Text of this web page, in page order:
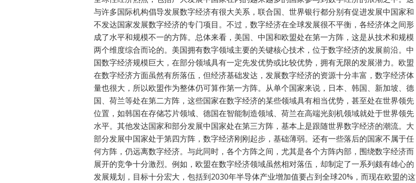
与许多国际机构倡导发展数字经济有很大关系，联合国、世界银行都分别有促进发展中国家和
不发达国家发展数字经济的专门项目。不过，数字经济在全球发展很不平衡，各经济体之间形
成了水平和规模不一的方阵。总体来看，美国、中国和欧盟处在第一方阵，这是从技术和规模
两个维度综合而论的。美国拥有数字领域主要的关键核心技术，位于数字经济的发展前沿。中
国数字经济规模巨大，在部分领域具有一定先发优势或比较优势，拥有无限的发展潜力。欧盟
在数字经济方面虽然有所落伍，但经济基础发达，发展数字经济的资源十分丰富，数字经济体
量也很大，所以欧盟作为整体仍可算作第一方阵。从单个国家来说，日本、韩国、新加坡、德
国、荷兰等处在第二方阵，这些国家在数字经济的某些领域具有相当优势，甚至处在世界领先
位置，如韩国在存储芯片领域、德国在智能制造领域、荷兰在高端光刻机领域就处于世界领先
水平。其他发达国家和部分发展中国家处在第三方阵，基本上是跟随世界数字经济的潮流。大
部分发展中国家处于第四方阵，数字经济刚刚起步，基础薄弱。还有一些落后的国家不属于任
何方阵，仍远离数字经济。与此同时，各个方阵之间，尤其是各个方阵内部，围绕数字经济而
展开的竞争十分激烈。例如，欧盟在数字经济领域虽然相对落伍，却制定了一系列颇有雄心的
发展规划，目标十分宏大，包括到2030年半导体产业增加值要占到全球20%，而现在欧盟的这